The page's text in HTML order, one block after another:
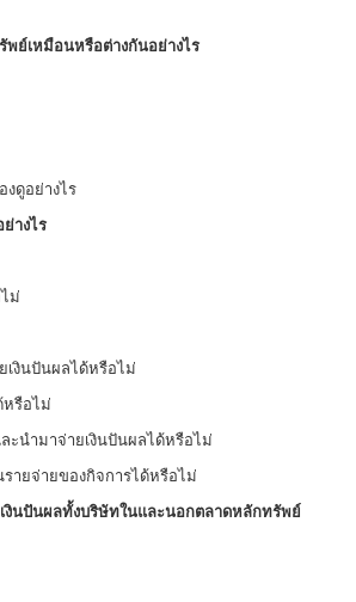
ย์เหมือนหรือต่างกันอย่างไร
ดูอย่างไร
างไร
ม่
งินปันผลได้หรือไม่
หรือไม่
ะนำมาจ่ายเงินปันผลได้หรือไม่
รายจ่ายของกิจการได้หรือไม่
งินปันผลทั้งบริษัทในและนอกตลาดหลักทรัพย์